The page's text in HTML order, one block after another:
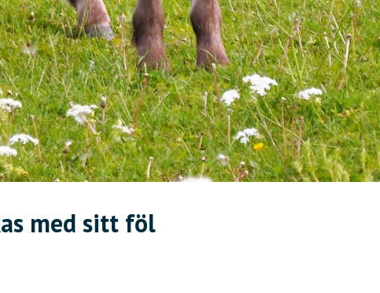
med sitt föl